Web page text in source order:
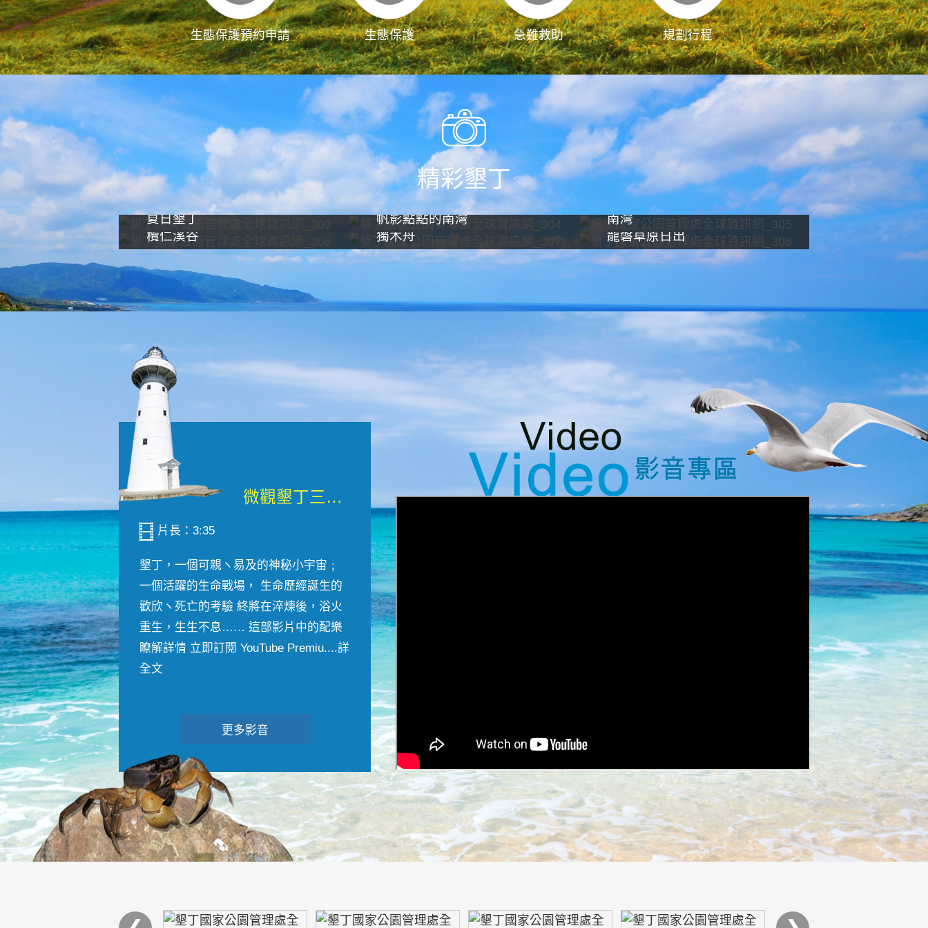
生態保護預約申請 生態保護 急難救助 規劃行程 影像直播
精彩墾丁
夏日墾丁 帆影點點的南灣
南灣
欖仁溪谷
獨木舟 龍磐草原日出
微觀墾丁三部曲 重生....
片長：3:35
墾丁，一個可親ヽ易及的神秘小宇宙﹔
一個活躍的生命戰場， 生命歷經誕生的
歡欣ヽ死亡的考驗 終將在淬煉後，浴火
重生，生生不息…… 這部影片中的配樂
瞭解詳情 立即訂閱 YouTube Premiu....詳
全文
更多影音